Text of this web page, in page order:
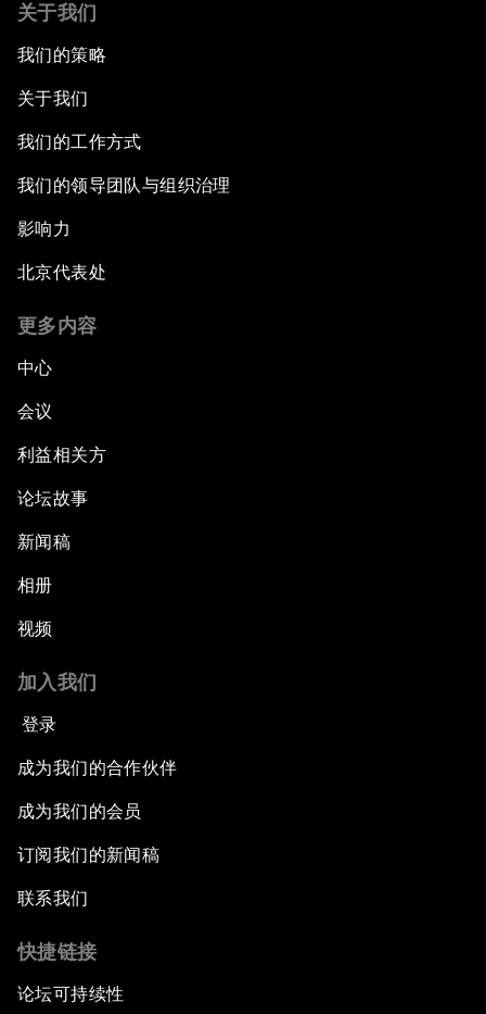
关于我们
我们的策略
关于我们
我们的工作方式
我们的领导团队与组织治理
影响力
北京代表处
更多内容
中心
会议
利益相关方
论坛故事
新闻稿
相册
视频
加入我们
登录
成为我们的合作伙伴
成为我们的会员
订阅我们的新闻稿
联系我们
快捷链接
论坛可持续性